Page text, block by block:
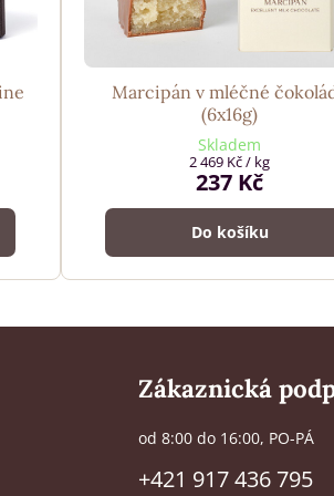
Marcipán v mléčné
(6x16g)
Skladem
237 Kč
2 469 Kč/ kg
Do košíku
Zákaznická
od 8:00 do 16:00, PO-PÁ
+421 917 436 795